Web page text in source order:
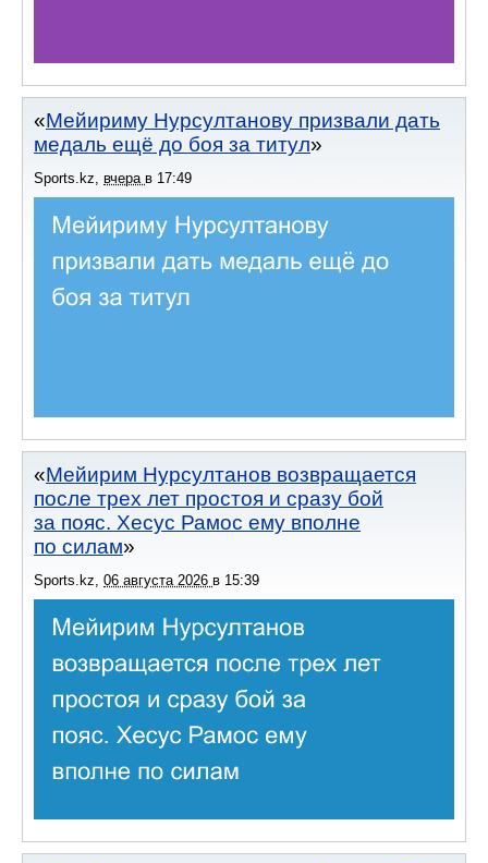
Мейириму Нурсултанову призвали дать
медаль ещё до боя за титул
Sports.kz, вчера в 17:49
Мейирим Нурсултанов возвращается
после трех лет простоя и сразу бой
за пояс. Хесус Рамос ему вполне
по силам
Sports.kz, 06 августа 2026 в 15:39